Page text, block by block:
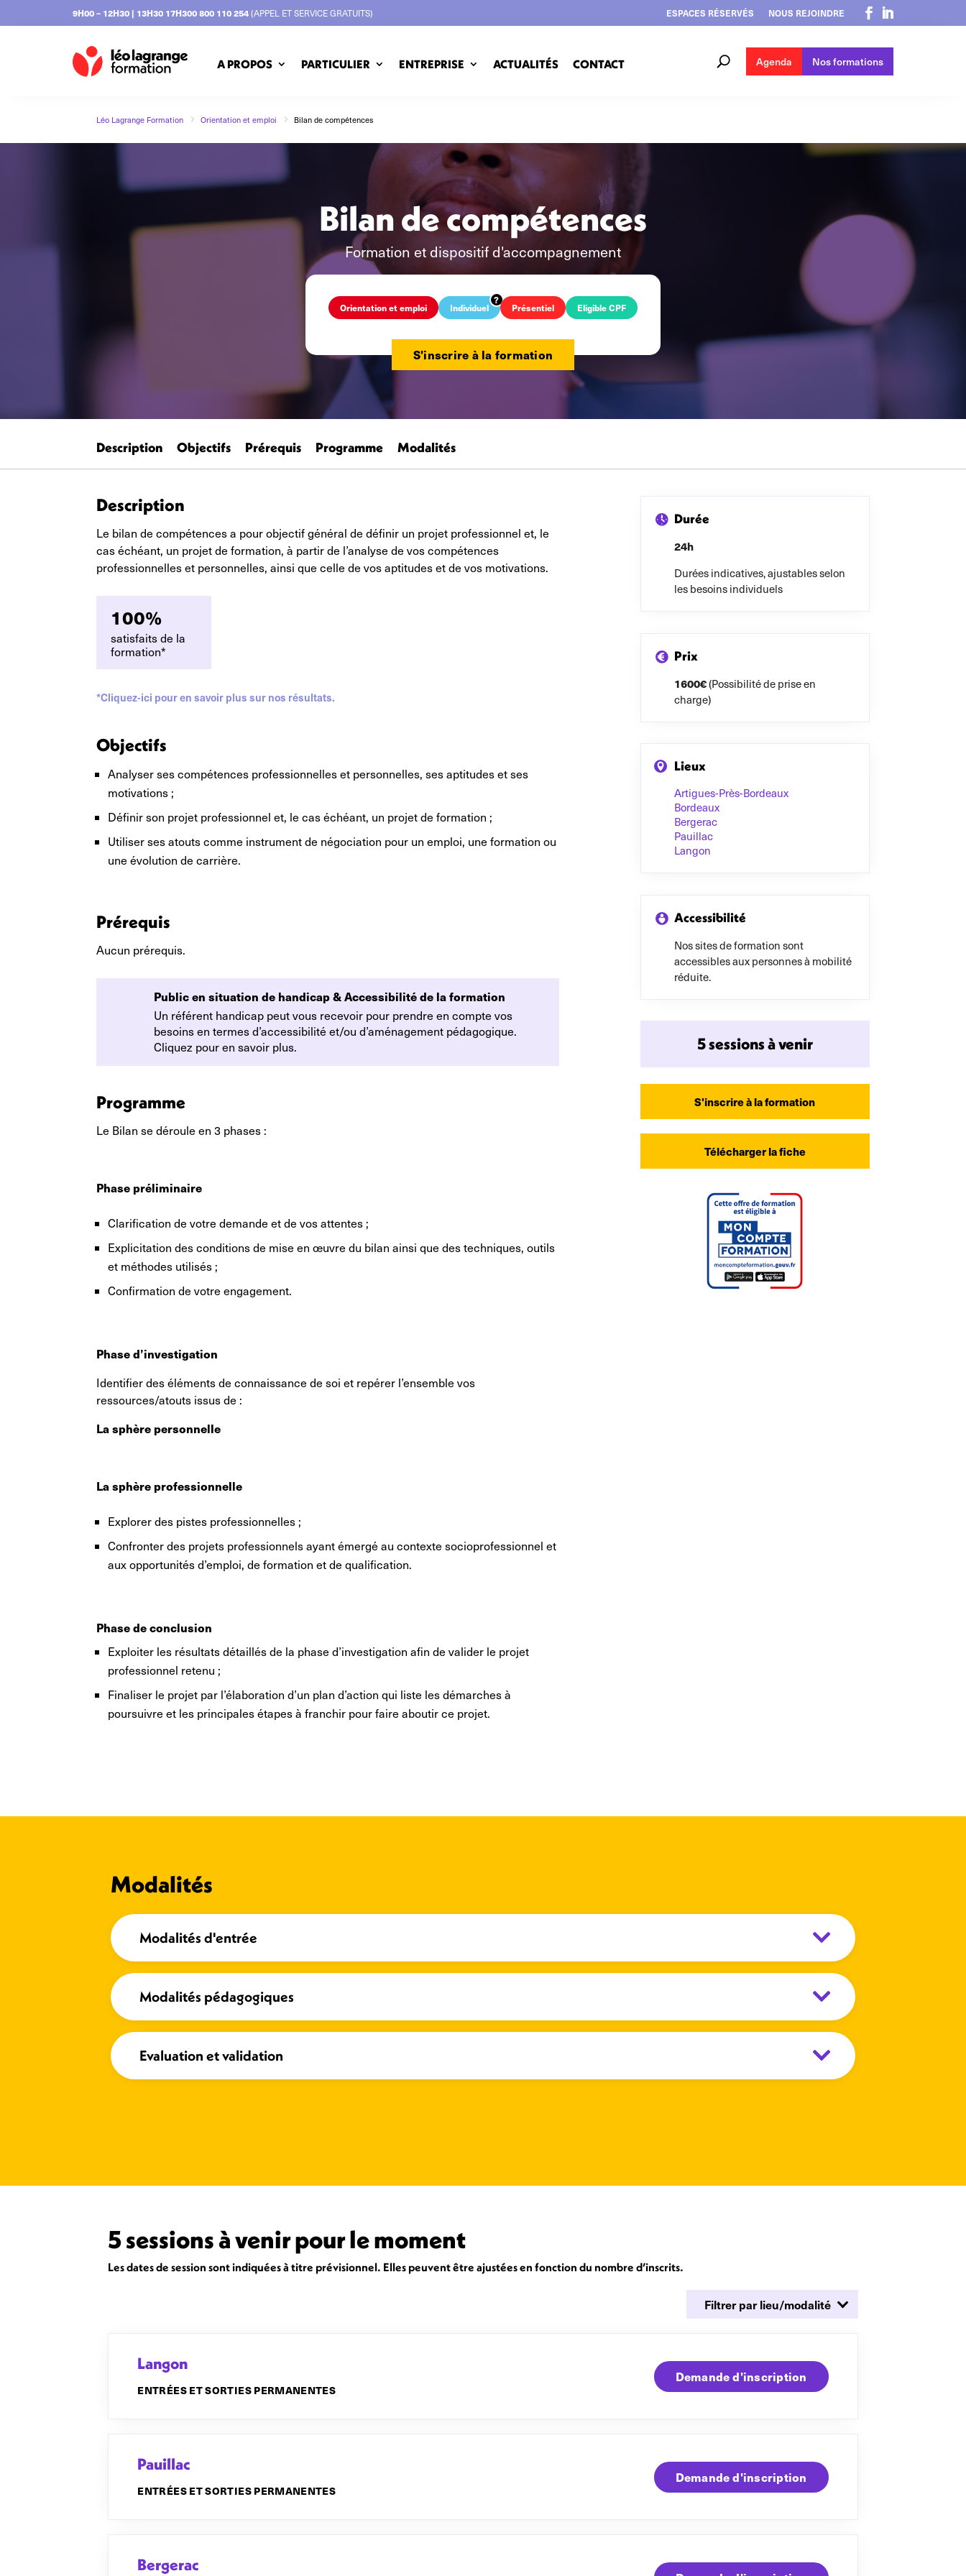
9H00 – 12H30 | 13H30 17H300 800 110 254(APPEL ET SERVICE GRATUITS) ESPACES RÉSERVÉS NOUS REJOINDRE
A PROPOS PARTICULIER ENTREPRISE ACTUALITÉS CONTACT Agenda Nos formations
Léo Lagrange Formation 5 Orientation et emploi 5 Bilan de compétences
Bilan de compétences
Formation et dispositif d'accompagnement
Orientation et emploi Individuel Présentiel Eligible CPF
S'inscrire à la formation
Description Objectifs Prérequis Programme Modalités
Description
Le bilan de compétences a pour objectif général de définir un projet professionnel et, le
cas échéant, un projet de formation, à partir de l’analyse de vos compétences
professionnelles et personnelles, ainsi que celle de vos aptitudes et de vos motivations.
100%
satisfaits de la
formation*
*Cliquez-ici pour en savoir plus sur nos résultats.
Objectifs
Analyser ses compétences professionnelles et personnelles, ses aptitudes et ses
motivations ;
Définir son projet professionnel et, le cas échéant, un projet de formation ;
Utiliser ses atouts comme instrument de négociation pour un emploi, une formation ou
une évolution de carrière.
Prérequis
Aucun prérequis.
Public en situation de handicap & Accessibilité de la formation
Un référent handicap peut vous recevoir pour prendre en compte vos
besoins en termes d’accessibilité et/ou d’aménagement pédagogique.
Cliquez pour en savoir plus.
Programme
Le Bilan se déroule en 3 phases :
Phase préliminaire
Clarification de votre demande et de vos attentes ;
Explicitation des conditions de mise en œuvre du bilan ainsi que des techniques, outils
et méthodes utilisés ;
Confirmation de votre engagement.
Phase d’investigation
Identifier des éléments de connaissance de soi et repérer l’ensemble vos
ressources/atouts issus de :
La sphère personnelle
La sphère professionnelle
Explorer des pistes professionnelles ;
Confronter des projets professionnels ayant émergé au contexte socioprofessionnel et
aux opportunités d’emploi, de formation et de qualification.
Phase de conclusion
Exploiter les résultats détaillés de la phase d’investigation afin de valider le projet
professionnel retenu ;
Finaliser le projet par l’élaboration d’un plan d’action qui liste les démarches à
poursuivre et les principales étapes à franchir pour faire aboutir ce projet.
Durée
24h
Durées indicatives, ajustables selon
les besoins individuels
Prix
1600€(Possibilité de prise en
charge)
Lieux
Artigues-Près-Bordeaux
Bordeaux
Bergerac
Pauillac
Langon
Accessibilité
Nos sites de formation sont
accessibles aux personnes à mobilité
réduite.
5 sessions à venir
S'inscrire à la formation
Télécharger la fiche
Modalités
Modalités d'entrée
Modalités pédagogiques
Evaluation et validation
5 sessions à venir pour le moment
Les dates de session sont indiquées à titre prévisionnel. Elles peuvent être ajustées en fonction du nombre d’inscrits.
Langon
ENTRÉES ET SORTIES PERMANENTES
Demande d'inscription
Pauillac
ENTRÉES ET SORTIES PERMANENTES
Demande d'inscription
Bergerac